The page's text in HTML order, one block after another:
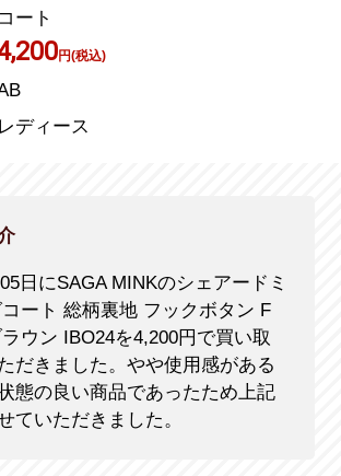
コート
円(税込)
レディース
日にSAGA MINKのシェアードミ
ート 総柄裏地 フックボタン F
ウン IBO24を4,200円で買い取
だきました。やや使用感がある
態の良い商品であったため上記
ていただきました。